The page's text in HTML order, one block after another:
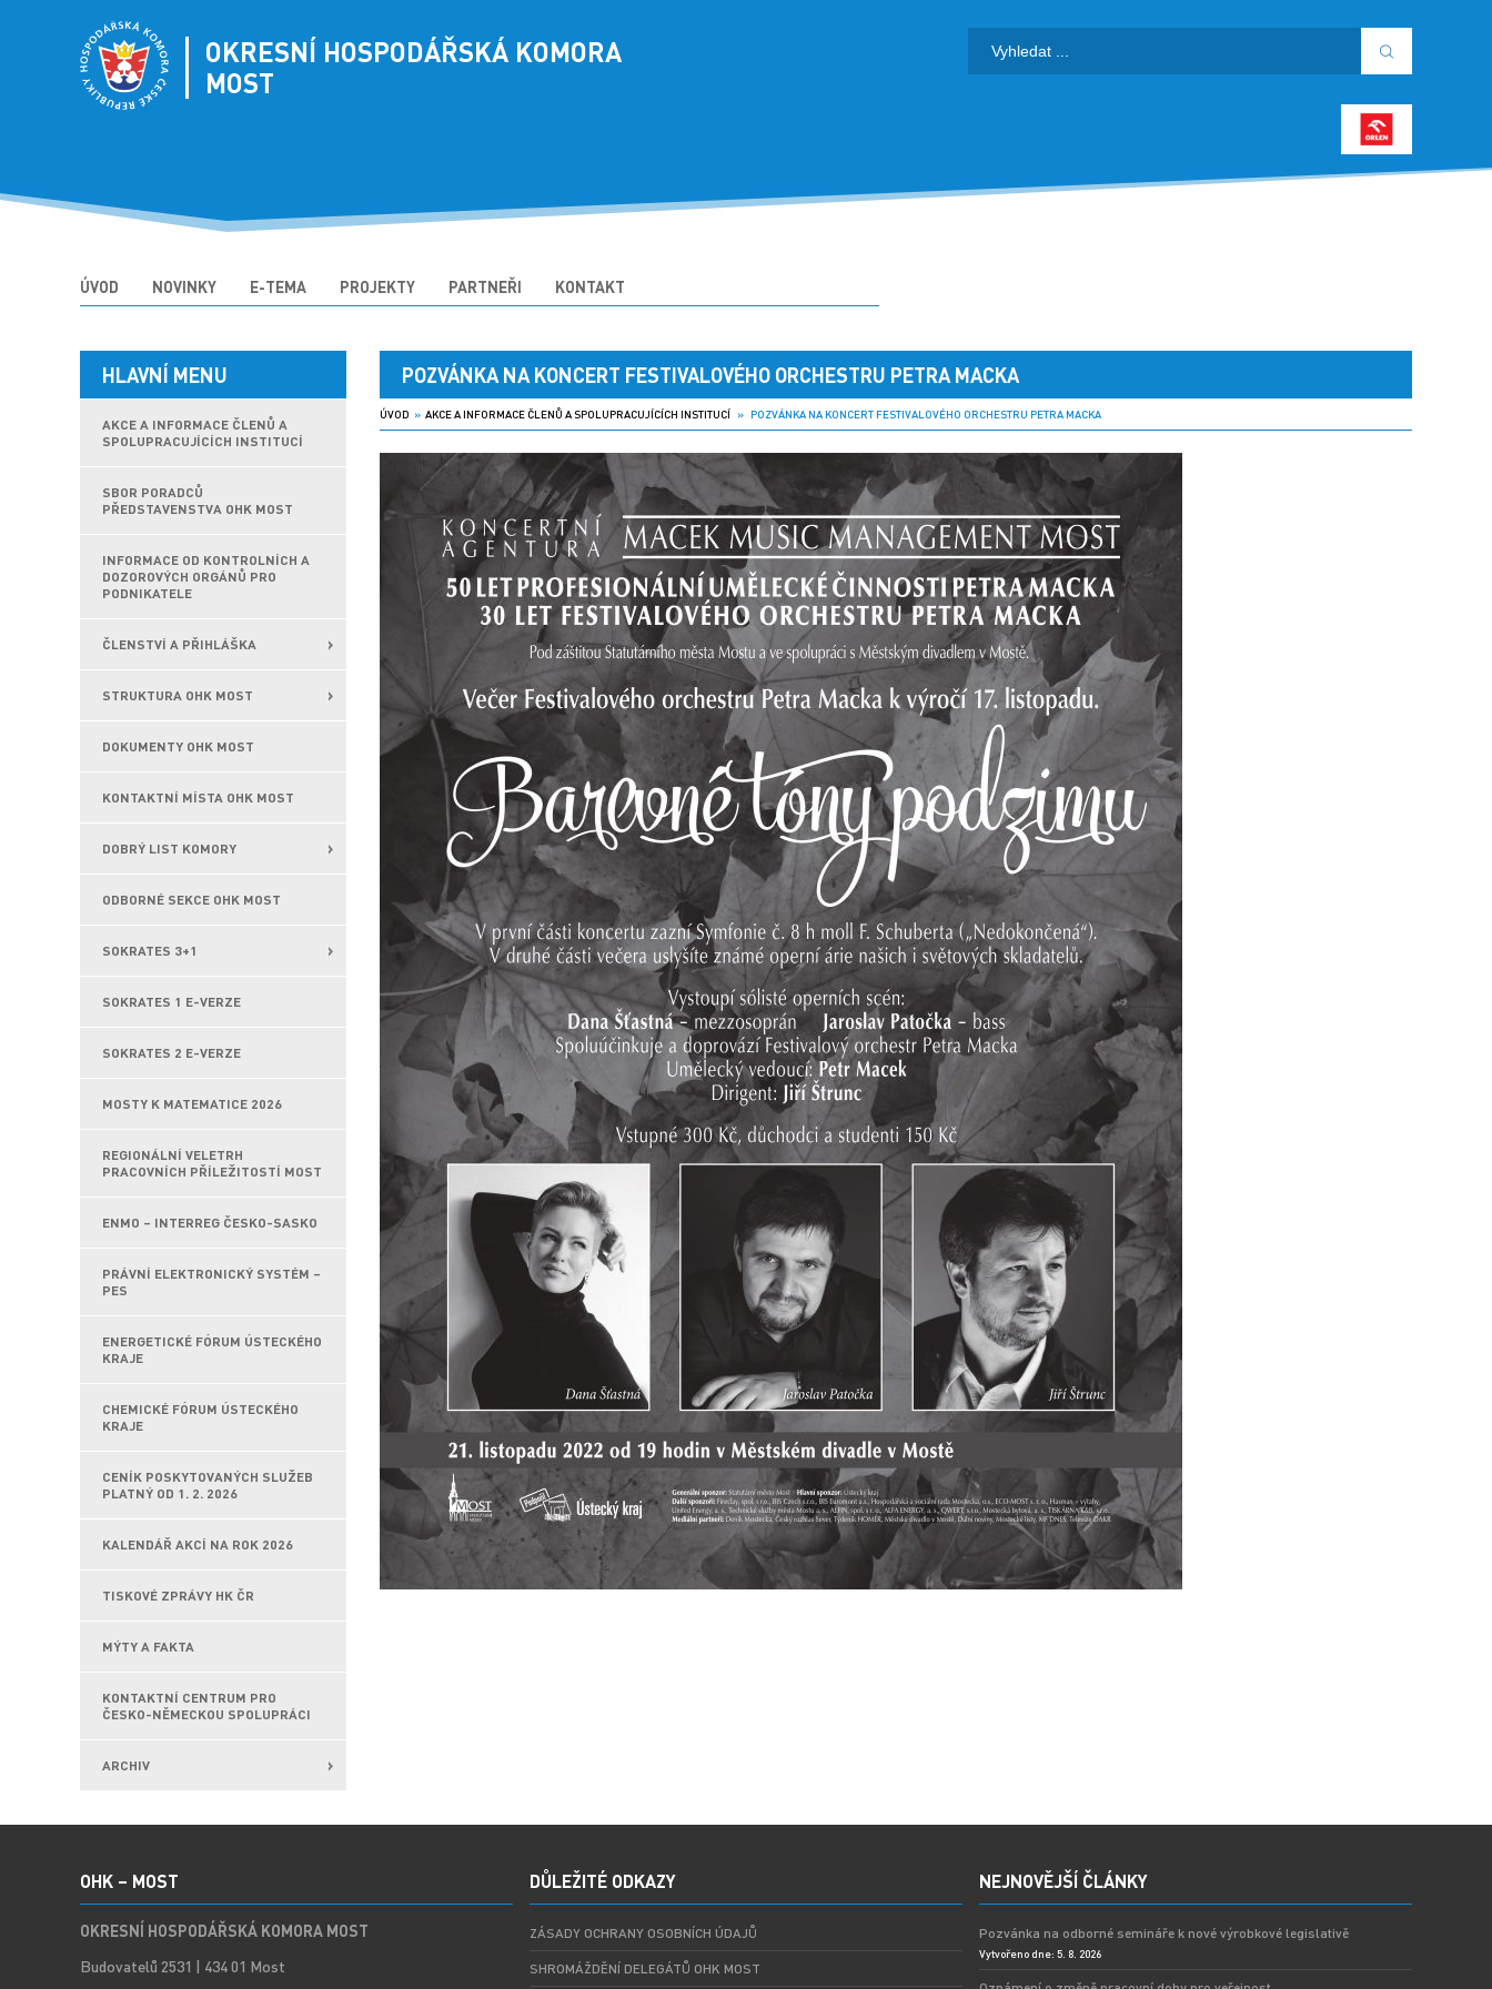
OKRESNÍ HOSPODÁŘSKÁ KOMORA
MOST
ÚVOD NOVINKY E-TEMA PROJEKTY PARTNEŘI KONTAKT
HLAVNÍ MENU
AKCE A INFORMACE ČLENŮ A
SPOLUPRACUJÍCÍCH INSTITUCÍ
SBOR PORADCŮ
PŘEDSTAVENSTVA OHK MOST
INFORMACE OD KONTROLNÍCH A
DOZOROVÝCH ORGÁNŮ PRO
PODNIKATELE
ČLENSTVÍ A PŘIHLÁŠKA
STRUKTURA OHK MOST
DOKUMENTY OHK MOST
KONTAKTNÍ MÍSTA OHK MOST
DOBRÝ LIST KOMORY
ODBORNÉ SEKCE OHK MOST
SOKRATES 3+1
SOKRATES 1 E-VERZE
SOKRATES 2 E-VERZE
MOSTY K MATEMATICE 2026
REGIONÁLNÍ VELETRH
PRACOVNÍCH PŘÍLEŽITOSTÍ MOST
ENMO – INTERREG ČESKO-SASKO
PRÁVNÍ ELEKTRONICKÝ SYSTÉM –
PES
ENERGETICKÉ FÓRUM ÚSTECKÉHO
KRAJE
CHEMICKÉ FÓRUM ÚSTECKÉHO
KRAJE
CENÍK POSKYTOVANÝCH SLUŽEB
PLATNÝ OD 1. 2. 2026
KALENDÁŘ AKCÍ NA ROK 2026
TISKOVÉ ZPRÁVY HK ČR
MÝTY A FAKTA
KONTAKTNÍ CENTRUM PRO
ČESKO-NĚMECKOU SPOLUPRÁCI
ARCHIV
POZVÁNKA NA KONCERT FESTIVALOVÉHO ORCHESTRU PETRA MACKA
ÚVOD » AKCE A INFORMACE ČLENŮ A SPOLUPRACUJÍCÍCH INSTITUCÍ » POZVÁNKA NA KONCERT FESTIVALOVÉHO ORCHESTRU PETRA MACKA
OHK – MOST
OKRESNÍ HOSPODÁŘSKÁ KOMORA MOST
Budovatelů 2531 | 434 01 Most
DŮLEŽITÉ ODKAZY
ZÁSADY OCHRANY OSOBNÍCH ÚDAJŮ
SHROMÁŽDĚNÍ DELEGÁTŮ OHK MOST
NEJNOVĚJŠÍ ČLÁNKY
Pozvánka na odborné semináře k nové výrobkové legislativě
Vytvořeno dne: 5. 8. 2026